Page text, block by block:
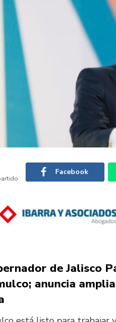
Facebook
de Jalisco
anuncia